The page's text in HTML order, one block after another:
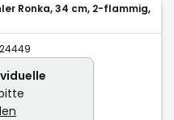
Ronka, 34 cm, 2-flammig,